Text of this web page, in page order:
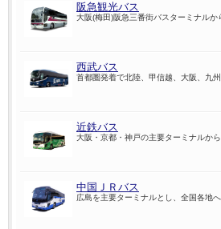
阪急観光バス
大阪(梅田)阪急三番街バスターミナルか
西武バス
首都圏発着で北陸、甲信越、大阪、九
近鉄バス
大阪・京都・神戸の主要ターミナルか
中国ＪＲバス
広島を主要ターミナルとし、全国各地へ